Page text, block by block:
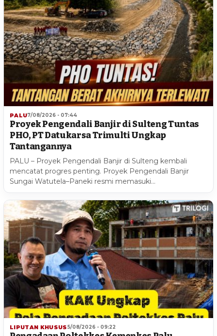
PALU7/08/2026 - 07:44
Proyek Pengendali Banjir di Sulteng Tuntas
PHO, PT Datukarsa Trimulti Ungkap
Tantangannya
PALU – Proyek Pengendali Banjir di Sulteng kembali
mencatat progres penting. Proyek Pengendali Banjir
Sungai Watutela–Paneki resmi memasuki…
LIPUTAN KHUSUS5/08/2026 - 09:22